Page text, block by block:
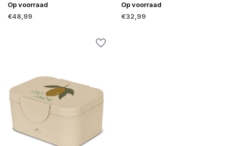
Op voorraad
€48,99
Op voorraad
€32,99